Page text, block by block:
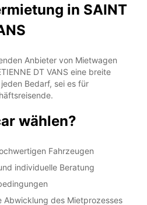
in SAINT
Anbieter von Mietwagen
DT VANS eine breite
Bedarf, sei es für
wählen?
Fahrzeugen
individuelle Beratung
Abwicklung des Mietprozesses